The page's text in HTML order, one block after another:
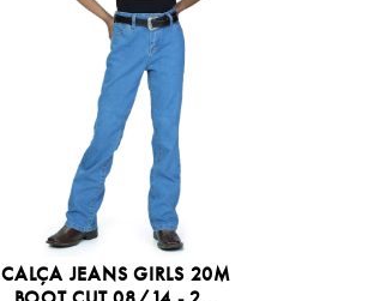
CALÇA JEANS GIRLS 20M